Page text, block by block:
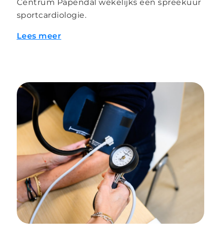
Centrum Papendal wekelijks een spreekuur
sportcardiologie.
Lees meer